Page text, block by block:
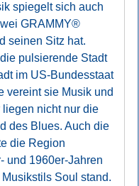
spiegelt sich auch
GRAMMY®
seinen Sitz hat.
pulsierende Stadt
im US-Bundesstaat
vereint sie Musik und
nicht nur die
des Blues. Auch die
die Region
und 1960er-Jahren
Soul stand.